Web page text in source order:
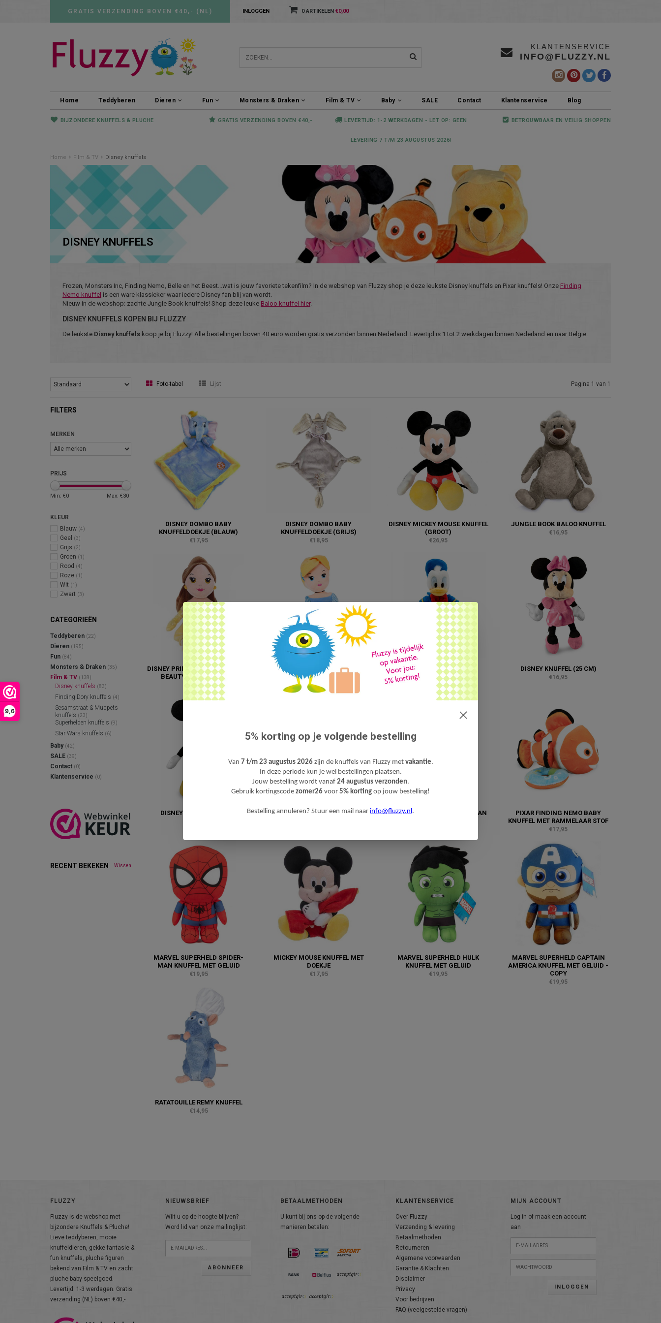
9,6
GRATIS VERZENDING BOVEN €40,- (NL) INLOGGEN 0 ARTIKELEN €0,00
KLANTENSERVICE
INFO@FLUZZY.NL
Home Teddyberen Dieren Fun Monsters & Draken Film & TV Baby SALE Contact Klantenservice Blog
BIJZONDERE KNUFFELS & PLUCHE GRATIS VERZENDING BOVEN €40,- LEVERTIJD: 1-2 WERKDAGEN - LET OP: GEEN
LEVERING 7 T/M 23 AUGUSTUS 2026!
BETROUWBAAR EN VEILIG SHOPPEN
Home Film & TV Disney knuffels
DISNEY KNUFFELS
Frozen, Monsters Inc, Finding Nemo, Belle en het Beest...wat is jouw favoriete tekenfilm? In de webshop van Fluzzy shop je deze leukste Disney knuffels en Pixar knuffels! Onze Finding
Nemo knuffel is een ware klassieker waar iedere Disney fan blij van wordt.
Nieuw in de webshop: zachte Jungle Book knuffels! Shop deze leuke Baloo knuffel hier.
DISNEY KNUFFELS KOPEN BIJ FLUZZY
De leukste Disney knuffels koop je bij Fluzzy! Alle bestellingen boven 40 euro worden gratis verzonden binnen Nederland. Levertijd is 1 tot 2 werkdagen binnen Nederland en naar België.
Foto-tabel Lijst Pagina 1 van 1
FILTERS
MERKEN
PRIJS
Min: €0 Max: €30
KLEUR
Blauw (4)
Geel (3)
Grijs (2)
Groen (1)
Rood (4)
Roze (1)
Wit (1)
Zwart (3)
CATEGORIEËN
Teddyberen (22)
Dieren (195)
Fun (84)
Monsters & Draken (35)
Film & TV (138)
Disney knuffels (83)
Finding Dory knuffels (4)
Sesamstraat & Muppets
knuffels (23)
Superhelden knuffels (9)
Star Wars knuffels (6)
Baby (42)
SALE (39)
Contact (0)
Klantenservice (0)
RECENT BEKEKEN Wissen
DISNEY DOMBO BABY
KNUFFELDOEKJE (BLAUW)
€17,95
DISNEY DOMBO BABY
KNUFFELDOEKJE (GRIJS)
€18,95
DISNEY MICKEY MOUSE KNUFFEL
(GROOT)
€26,95
JUNGLE BOOK BALOO KNUFFEL
€16,95
DISNEY PRINCESS BELLE KNUFFEL
BEAUTY AND THE BEAST
€17,95
DISNEY PRINCESS ASSEPOESTER
KNUFFEL
€17,95
DONALD DUCK KNUFFEL
€17,95
DISNEY KNUFFEL (25 CM)
€16,95
DISNEY KNUFFEL (25 CM) PLUTO KNUFFEL
MARVEL SUPERHELD IRON MAN
PIXAR FINDING NEMO BABY
KNUFFEL MET RAMMELAAR STOF
€17,95
MARVEL SUPERHELD SPIDER-
MAN KNUFFEL MET GELUID
€19,95
MICKEY MOUSE KNUFFEL MET
DOEKJE
€17,95
MARVEL SUPERHELD HULK
KNUFFEL MET GELUID
€19,95
MARVEL SUPERHELD CAPTAIN
AMERICA KNUFFEL MET GELUID -
COPY
€19,95
RATATOUILLE REMY KNUFFEL
€14,95
FLUZZY
Fluzzy is de webshop met
bijzondere Knuffels & Pluche!
Lieve teddyberen, mooie
knuffeldieren, gekke fantasie &
fun knuffels, pluche figuren
bekend van Film & TV en zacht
pluche baby speelgoed.
Levertijd: 1-3 werdagen. Gratis
verzending (NL) boven €40,-
NIEUWSBRIEF
Wilt u op de hoogte blijven?
Word lid van onze mailinglijst:
ABONNEER
BETAALMETHODEN
U kunt bij ons op de volgende
manieren betalen:
KLANTENSERVICE
Over Fluzzy
Verzending & levering
Betaalmethoden
Retourneren
Algemene voorwaarden
Garantie & Klachten
Disclaimer
Privacy
Voor bedrijven
FAQ (veelgestelde vragen)
MIJN ACCOUNT
Log in of maak een account
aan
INLOGGEN
5% korting op je volgende bestelling
Van 7 t/m 23 augustus 2026zijn de knuffels van Fluzzy met vakantie.
In deze periode kun je wel bestellingen plaatsen.
Jouw bestelling wordt vanaf 24 augustus verzonden.
Gebruik kortingscode zomer26 voor 5% korting op jouw bestelling!
Bestelling annuleren? Stuur een mail naar info@fluzzy.nl .